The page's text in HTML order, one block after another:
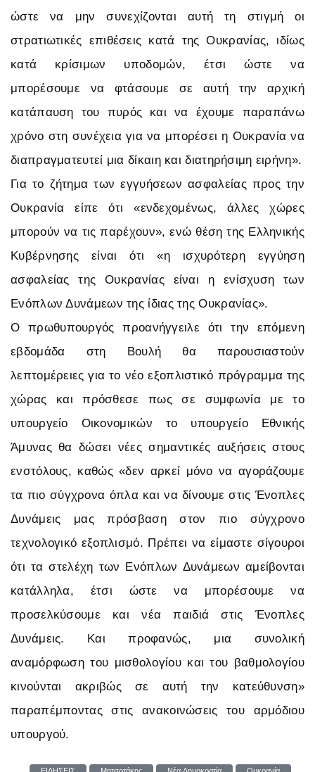
ώστε να μην συνεχίζονται αυτή τη στιγμή οι
στρατιωτικές επιθέσεις κατά της Ουκρανίας, ιδίως
κατά κρίσιμων υποδομών, έτσι ώστε να
μπορέσουμε να φτάσουμε σε αυτή την αρχική
κατάπαυση του πυρός και να έχουμε παραπάνω
χρόνο στη συνέχεια για να μπορέσει η Ουκρανία να
διαπραγματευτεί μια δίκαιη και διατηρήσιμη ειρήνη».
Για το ζήτημα των εγγυήσεων ασφαλείας προς την
Ουκρανία είπε ότι «ενδεχομένως, άλλες χώρες
μπορούν να τις παρέχουν», ενώ θέση της Ελληνικής
Κυβέρνησης είναι ότι «η ισχυρότερη εγγύηση
ασφαλείας της Ουκρανίας είναι η ενίσχυση των
Ενόπλων Δυνάμεων της ίδιας της Ουκρανίας».
Ο πρωθυπουργός προανήγγειλε ότι την επόμενη
εβδομάδα στη Βουλή θα παρουσιαστούν
λεπτομέρειες για το νέο εξοπλιστικό πρόγραμμα της
χώρας και πρόσθεσε πως σε συμφωνία με το
υπουργείο Οικονομικών το υπουργείο Εθνικής
Άμυνας θα δώσει νέες σημαντικές αυξήσεις στους
ενστόλους, καθώς «δεν αρκεί μόνο να αγοράζουμε
τα πιο σύγχρονα όπλα και να δίνουμε στις Ένοπλες
Δυνάμεις μας πρόσβαση στον πιο σύγχρονο
τεχνολογικό εξοπλισμό. Πρέπει να είμαστε σίγουροι
ότι τα στελέχη των Ενόπλων Δυνάμεων αμείβονται
κατάλληλα, έτσι ώστε να μπορέσουμε να
προσελκύσουμε και νέα παιδιά στις Ένοπλες
Δυνάμεις. Και προφανώς, μια συνολική
αναμόρφωση του μισθολογίου και του βαθμολογίου
κινούνται ακριβώς σε αυτή την κατεύθυνση»
παραπέμποντας στις ανακοινώσεις του αρμόδιου
υπουργού.